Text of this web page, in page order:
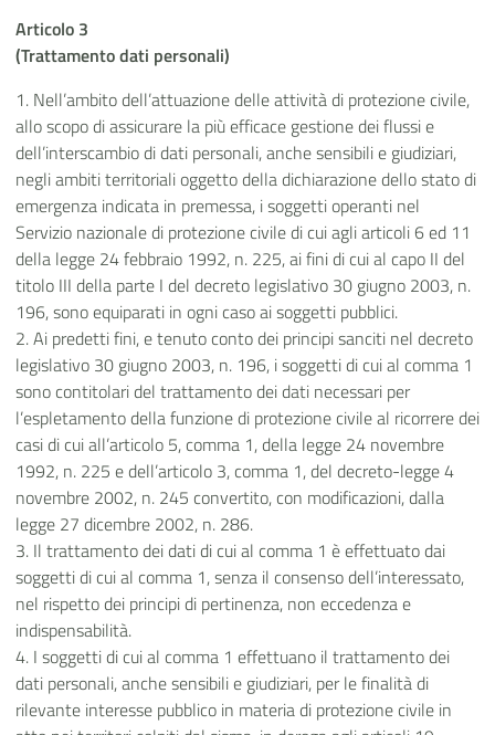
Articolo 3
(Trattamento dati personali)
1. Nell’ambito dell’attuazione delle attività di protezione civile,
allo scopo di assicurare la più efficace gestione dei flussi e
dell’interscambio di dati personali, anche sensibili e giudiziari,
negli ambiti territoriali oggetto della dichiarazione dello stato di
emergenza indicata in premessa, i soggetti operanti nel
Servizio nazionale di protezione civile di cui agli articoli 6 ed 11
della legge 24 febbraio 1992, n. 225, ai fini di cui al capo II del
titolo III della parte I del decreto legislativo 30 giugno 2003, n.
196, sono equiparati in ogni caso ai soggetti pubblici.
2. Ai predetti fini, e tenuto conto dei principi sanciti nel decreto
legislativo 30 giugno 2003, n. 196, i soggetti di cui al comma 1
sono contitolari del trattamento dei dati necessari per
l’espletamento della funzione di protezione civile al ricorrere dei
casi di cui all’articolo 5, comma 1, della legge 24 novembre
1992, n. 225 e dell’articolo 3, comma 1, del decreto-legge 4
novembre 2002, n. 245 convertito, con modificazioni, dalla
legge 27 dicembre 2002, n. 286.
3. Il trattamento dei dati di cui al comma 1 è effettuato dai
soggetti di cui al comma 1, senza il consenso dell’interessato,
nel rispetto dei principi di pertinenza, non eccedenza e
indispensabilità.
4. I soggetti di cui al comma 1 effettuano il trattamento dei
dati personali, anche sensibili e giudiziari, per le finalità di
rilevante interesse pubblico in materia di protezione civile in